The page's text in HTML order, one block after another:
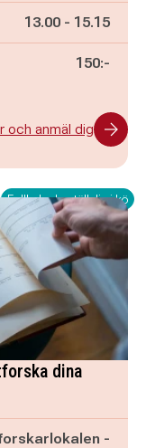
Pågår mellan
13.00 - och
15.15
150:-
och anmäl dig
Fullbokad - ställ dig i kö
dina
-